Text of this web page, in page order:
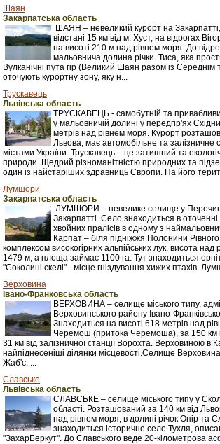
Шаян
Закарпатська область
ШАЯН – невеликий курорт на
відстані 15 км від м. Хуст, на відрогах
на висоті 210 м над рівнем моря. До
мальовнича долина річки. Тиса, яка
Вулканічні пута гір (Великий Шаян разом із
оточують курортну зону, яку н...
Трускавець
Львівська область
ТРУСКАВЕЦЬ - самобутній та
у мальовничій долині у передгір'ях
метрів над рівнем моря. Курорт
Львова, має автомобільне та залізничне
містами України. Трускавець – це затишний та
природи. Щедрий різноманітністю природних та
один із найстаріших здравниць Європи. На його
Лумшори
Закарпатська область
ЛУМШОРИ – невелике селище у
Закарпатті. Село знаходиться в оточенні
хвойних пралісів в одному з
Карпат – біля підніжжя Полонини
комплексом високогірних альпійських лук, висота над
1479 м, а площа займає 1100 га. Тут знаходиться
"Соколині скелі" - місце гніздування хижих птахів.
Верховина
Івано-Франковська область
ВЕРХОВИНА – селище міського типу,
Верховинського району Івано-
Знаходиться на висоті 618 метрів над
Черемош (притока Черемоша), за 150 км
31 км від залізничної станції Ворохта. Верховиною в
найпіднесеніші ділянки місцевості.Селище
Жаб'є. ...
Славське
Львівська область
СЛАВСЬКЕ – селище міського типу у
області. Розташований за 140 км від
над рівнем моря, в долині річок Опір та
знаходиться історичне село Тухля,
"ЗахарБеркут". До Славського веде 20-кілометрова